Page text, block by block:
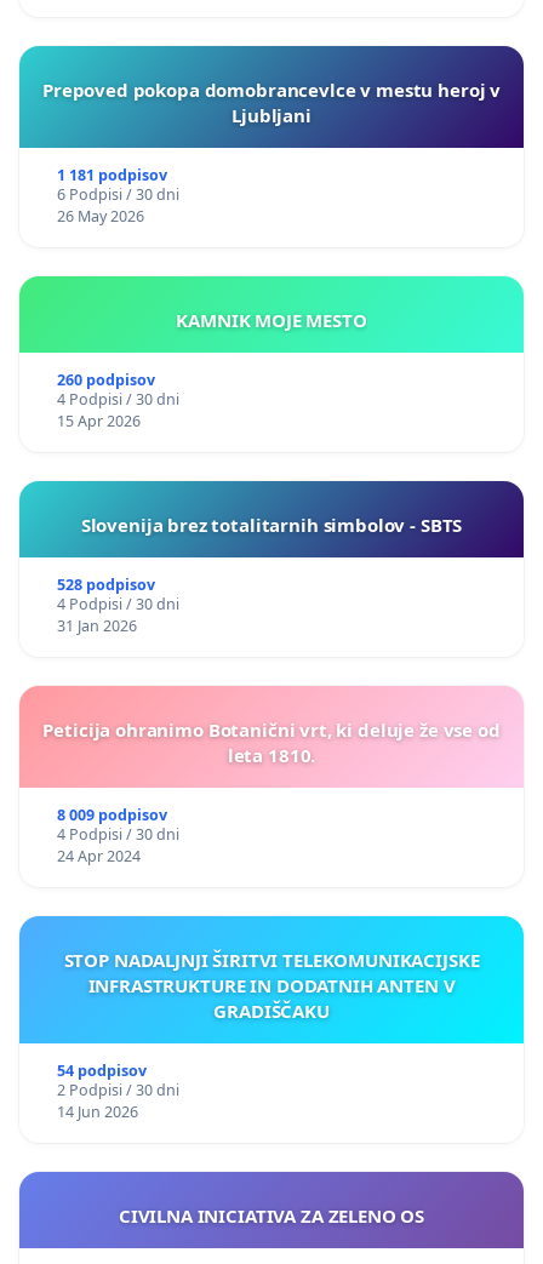
Prepoved pokopa domobrancevlce v mestu heroj v
Ljubljani
1 181 podpisov
6 Podpisi / 30 dni
26 May 2026
KAMNIK MOJE MESTO
260 podpisov
4 Podpisi / 30 dni
15 Apr 2026
Slovenija brez totalitarnih simbolov - SBTS
528 podpisov
4 Podpisi / 30 dni
31 Jan 2026
Peticija ohranimo Botanični vrt, ki deluje že vse od
leta 1810.
8 009 podpisov
4 Podpisi / 30 dni
24 Apr 2024
STOP NADALJNJI ŠIRITVI TELEKOMUNIKACIJSKE
INFRASTRUKTURE IN DODATNIH ANTEN V
GRADIŠČAKU
54 podpisov
2 Podpisi / 30 dni
14 Jun 2026
CIVILNA INICIATIVA ZA ZELENO OS